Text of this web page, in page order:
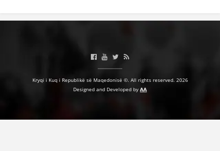
Kryqi i Kuq i Republikë së Maqedonisë ©. All rights reserved. 2026
Designed and Developed by AA